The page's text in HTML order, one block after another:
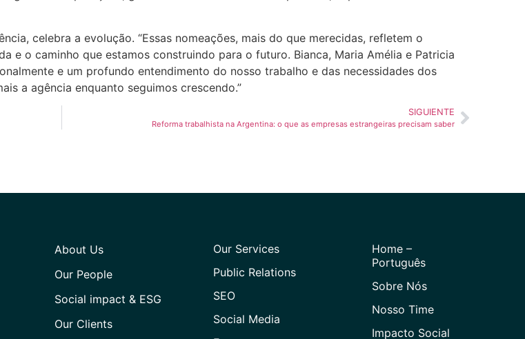
celebra a evolução. “Essas nomeações, mais do que merecidas, refletem o
e o caminho que estamos construindo para o futuro. Bianca, Maria Amélia e Patricia
e um profundo entendimento do nosso trabalho e das necessidades dos
a agência enquanto seguimos crescendo.”
SIGUIENTE
Reforma trabalhista na Argentina: o que as empresas estrangeiras precisam saber
About Us
Our People
Social impact & ESG
Our Clients
Our Services
Public Relations
SEO
Social Media
Home –
Português
Sobre Nós
Nosso Time
Impacto Social